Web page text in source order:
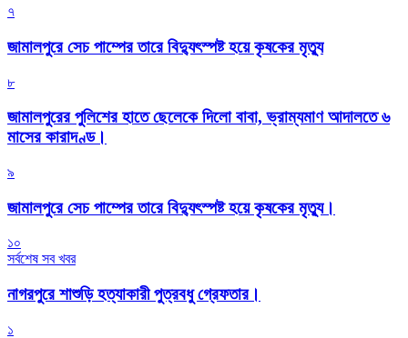
৭
জামালপুরে সেচ পাম্পের তারে বিদ্যুৎস্পষ্ট হয়ে কৃষকের মৃত্যু
৮
জামালপুরের পুলিশের হাতে ছেলেকে দিলো বাবা, ভ্রাম্যমাণ আদালতে ৬
মাসের কারাদণ্ড।
৯
জামালপুরে সেচ পাম্পের তারে বিদ্যুৎস্পষ্ট হয়ে কৃষকের মৃত্যু।
১০
সর্বশেষ সব খবর
নাগরপুরে শাশুড়ি হত্যাকারী পুত্রবধু গ্রেফতার।
১